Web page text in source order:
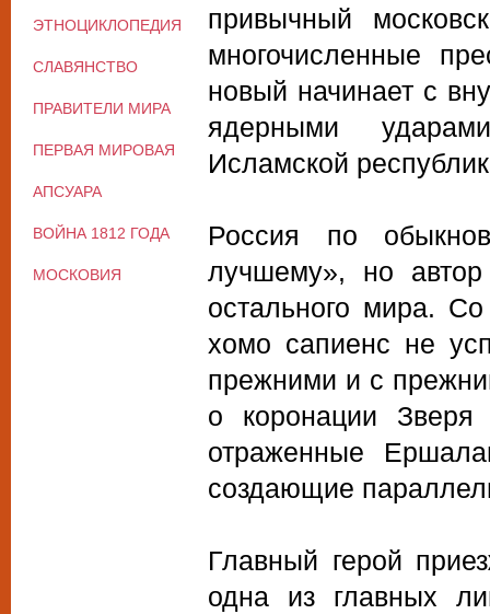
привычный
многочисленные
новый начинает с
ядерными
Исламской
Россия по
лучшему», но
остального мира.
хомо сапиенс не
прежними и с
о коронации Зверя
отраженные
создающие
Главный герой
одна из главных
ЭТНОЦИКЛОПЕДИЯ
СЛАВЯНСТВО
ПРАВИТЕЛИ МИРА
ПЕРВАЯ МИРОВАЯ
АПСУАРА
ВОЙНА 1812 ГОДА
МОСКОВИЯ